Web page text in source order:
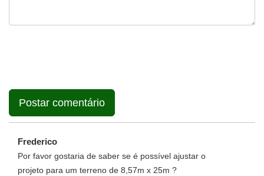
Frederico
Por favor gostaria de saber se é possível ajustar o
projeto para um terreno de 8,57m x 25m ?